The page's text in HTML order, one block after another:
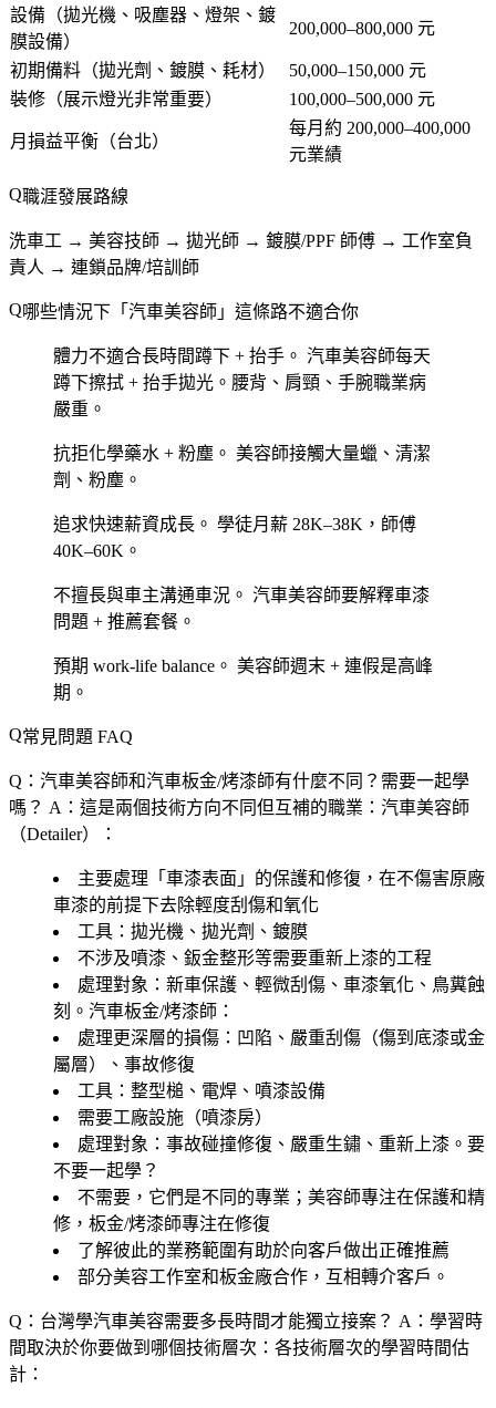
設備（拋光機、吸塵器、燈架、鍍
膜設備）
200,000–800,000 元
初期備料（拋光劑、鍍膜、耗材）
50,000–150,000 元
裝修（展示燈光非常重要）
100,000–500,000 元
月損益平衡（台北）
每月約 200,000–400,000
元業績
職涯發展路線
洗車工 → 美容技師 → 拋光師 → 鍍膜/PPF 師傅 → 工作室負
責人 → 連鎖品牌/培訓師
哪些情況下「汽車美容師」這條路不適合你
體力不適合長時間蹲下 + 抬手。 汽車美容師每天
蹲下擦拭 + 抬手拋光。腰背、肩頸、手腕職業病
嚴重。
抗拒化學藥水 + 粉塵。 美容師接觸大量蠟、清潔
劑、粉塵。
追求快速薪資成長。 學徒月薪 28K–38K，師傅
40K–60K。
不擅長與車主溝通車況。 汽車美容師要解釋車漆
問題 + 推薦套餐。
預期 work-life balance。 美容師週末 + 連假是高峰
期。
常見問題 FAQ
Q：汽車美容師和汽車板金/烤漆師有什麼不同？需要一起學
嗎？ A：這是兩個技術方向不同但互補的職業：汽車美容師
（Detailer）：
主要處理「車漆表面」的保護和修復，在不傷害原廠
車漆的前提下去除輕度刮傷和氧化
工具：拋光機、拋光劑、鍍膜
不涉及噴漆、鈑金整形等需要重新上漆的工程
處理對象：新車保護、輕微刮傷、車漆氧化、鳥糞蝕
刻。汽車板金/烤漆師：
處理更深層的損傷：凹陷、嚴重刮傷（傷到底漆或金
屬層）、事故修復
工具：整型槌、電焊、噴漆設備
需要工廠設施（噴漆房）
處理對象：事故碰撞修復、嚴重生鏽、重新上漆。要
不要一起學？
不需要，它們是不同的專業；美容師專注在保護和精
修，板金/烤漆師專注在修復
了解彼此的業務範圍有助於向客戶做出正確推薦
部分美容工作室和板金廠合作，互相轉介客戶。
Q：台灣學汽車美容需要多長時間才能獨立接案？ A：學習時
間取決於你要做到哪個技術層次：各技術層次的學習時間估
計：